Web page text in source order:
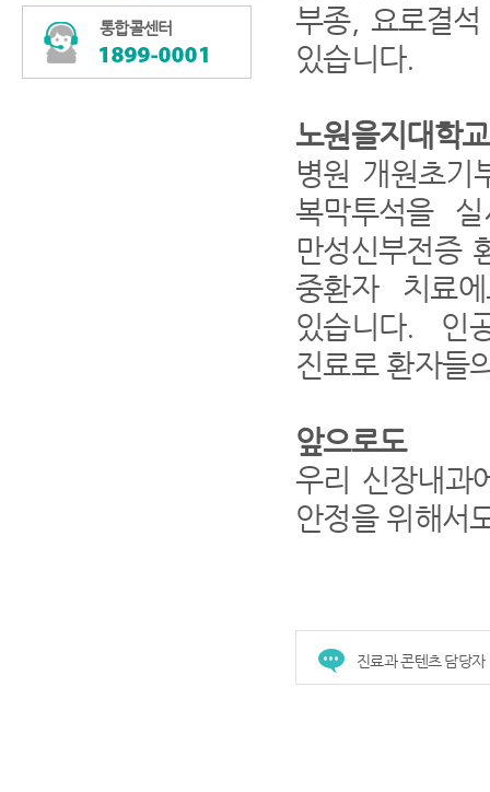
통합콜센터
부종, 요로결
있습니다.
노원을지대학
병원 개원초기
복막투석을
만성신부전증
중환자 치료
있습니다. 인
진료로 환자들
앞으로도
우리 신장내과
안정을 위해서
진료과 콘텐츠 담당자